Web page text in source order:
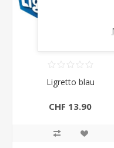
Ligretto blau
CHF 13.90